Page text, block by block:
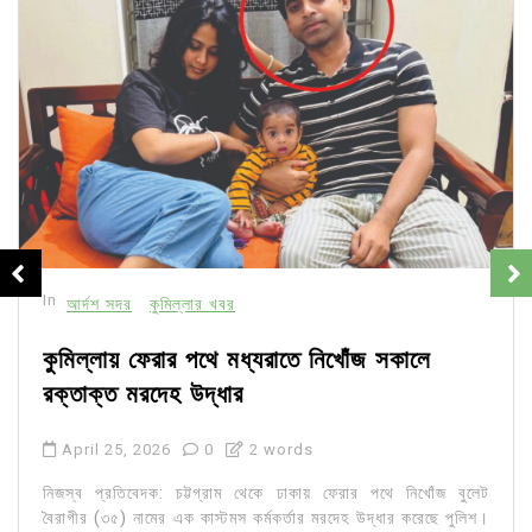
In আর্দশ সদর কুমিল্লার খবর
কুমিল্লায় ফেরার পথে মধ্যরাতে নিখোঁজ সকালে
রক্তাক্ত মরদেহ উদ্ধার
April 25, 2026 0 2 words
নিজস্ব প্রতিবেদক: চট্টগ্রাম থেকে ঢাকায় ফেরার পথে নিখোঁজ বুলেট
বৈরাগীর (৩৫) নামের এক কাস্টমস কর্মকর্তার মরদেহ উদ্ধার করেছে পুলিশ।